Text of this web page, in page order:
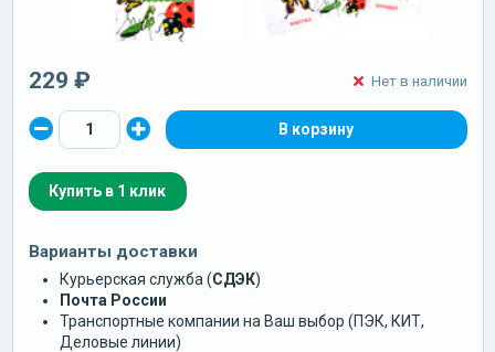
229 ₽ Нет в наличии
Купить в 1 клик
Варианты доставки
Курьерская служба (СДЭК)
Почта России
Транспортные компании на Ваш выбор (ПЭК, КИТ,
Деловые линии)